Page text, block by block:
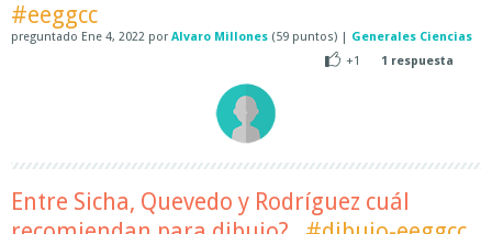
#eeggcc
preguntado Ene 4, 2022 por Alvaro Millones (59 puntos) | Generales Ciencias
+1
1 respuesta
Entre Sicha, Quevedo y Rodríguez cuál